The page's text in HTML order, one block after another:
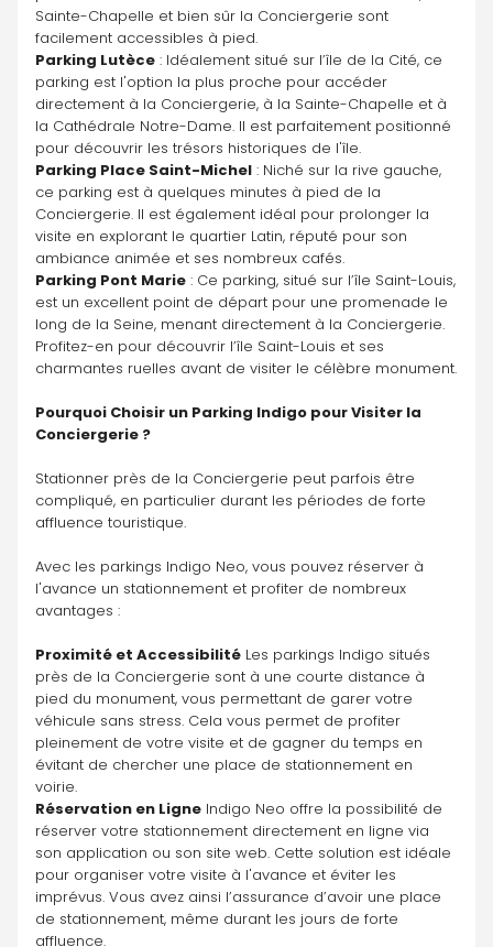
Sainte-Chapelle et bien sûr la Conciergerie sont
facilement accessibles à pied.
Parking Lutèce : Idéalement situé sur l’île de la Cité, ce
parking est l'option la plus proche pour accéder
directement à la Conciergerie, à la Sainte-Chapelle et à
la Cathédrale Notre-Dame. Il est parfaitement positionné
pour découvrir les trésors historiques de l'île.
Parking Place Saint-Michel : Niché sur la rive gauche,
ce parking est à quelques minutes à pied de la
Conciergerie. Il est également idéal pour prolonger la
visite en explorant le quartier Latin, réputé pour son
ambiance animée et ses nombreux cafés.
Parking Pont Marie : Ce parking, situé sur l’île Saint-Louis,
est un excellent point de départ pour une promenade le
long de la Seine, menant directement à la Conciergerie.
Profitez-en pour découvrir l’île Saint-Louis et ses
charmantes ruelles avant de visiter le célèbre monument.
Pourquoi Choisir un Parking Indigo pour Visiter la
Conciergerie ?
Stationner près de la Conciergerie peut parfois être
compliqué, en particulier durant les périodes de forte
affluence touristique.
Avec les parkings Indigo Neo, vous pouvez réserver à
l'avance un stationnement et profiter de nombreux
avantages :
Proximité et Accessibilité Les parkings Indigo situés
près de la Conciergerie sont à une courte distance à
pied du monument, vous permettant de garer votre
véhicule sans stress. Cela vous permet de profiter
pleinement de votre visite et de gagner du temps en
évitant de chercher une place de stationnement en
voirie.
Réservation en Ligne Indigo Neo offre la possibilité de
réserver votre stationnement directement en ligne via
son application ou son site web. Cette solution est idéale
pour organiser votre visite à l'avance et éviter les
imprévus. Vous avez ainsi l’assurance d’avoir une place
de stationnement, même durant les jours de forte
affluence.